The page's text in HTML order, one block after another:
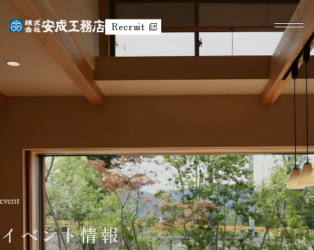
Recruit
イベント情報